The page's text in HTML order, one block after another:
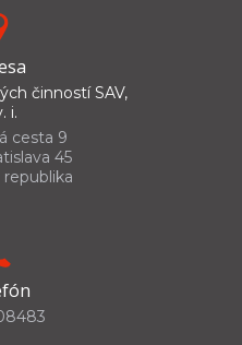
činností SAV,
i.
cesta 9
45
republika